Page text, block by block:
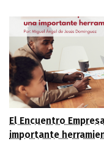
El Encuentro
importante